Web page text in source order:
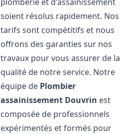
soient résolus rapidement. Nos
tarifs sont compétitifs et nous
offrons des garanties sur nos
travaux pour vous assurer de la
qualité de notre service. Notre
équipe de Plombier
assainissement Douvrin est
composée de professionnels
expérimentés et formés pour